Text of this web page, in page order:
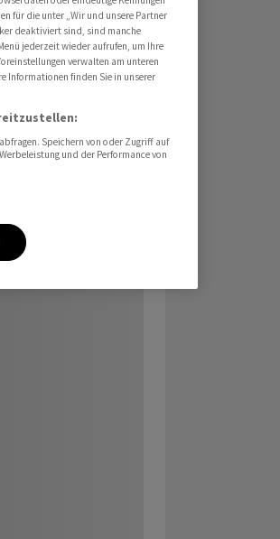
für die unter „Wir und unsere Partner
deaktiviert sind, sind manche
jederzeit wieder aufrufen, um Ihre
verwalten am unteren
Informationen finden Sie in unserer
Speichern von oder Zugriff auf
und der Performance von